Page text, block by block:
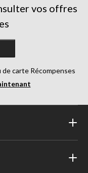
vos offres
de carte Récompenses